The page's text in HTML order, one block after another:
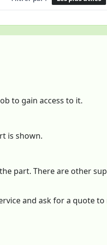
to gain access to it.
is shown.
part. There are other
and ask for a quote